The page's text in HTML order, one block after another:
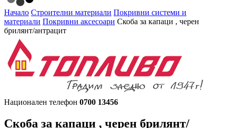
Начало Строителни материали Покривни системи и
материали Покривни аксесоари Скоба за капаци , черен
брилянт/антрацит
Национален телефон 0700 13456
Скоба за капаци , черен брилянт/